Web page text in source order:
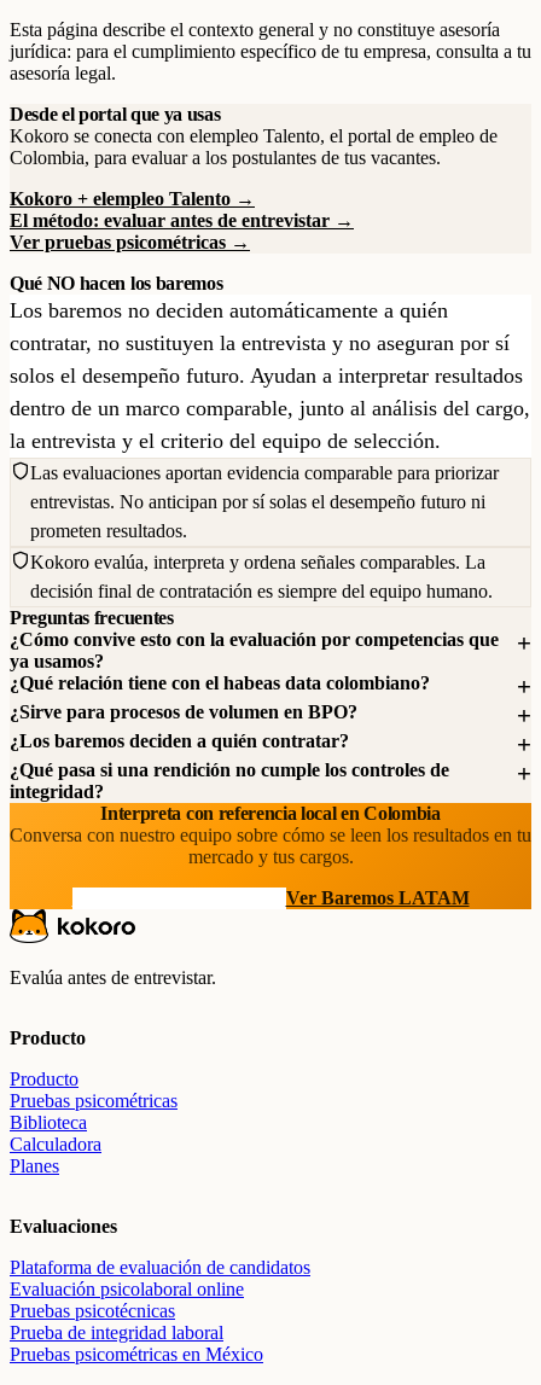
Esta página describe el contexto general y no constituye asesoría
jurídica: para el cumplimiento específico de tu empresa, consulta a tu
asesoría legal.
Desde el portal que ya usas
Kokoro se conecta con elempleo Talento, el portal de empleo de
Colombia, para evaluar a los postulantes de tus vacantes.
Kokoro + elempleo Talento →
El método: evaluar antes de entrevistar →
Ver pruebas psicométricas →
Qué NO hacen los baremos
Los baremos no deciden automáticamente a quién
contratar, no sustituyen la entrevista y no aseguran por sí
solos el desempeño futuro. Ayudan a interpretar resultados
dentro de un marco comparable, junto al análisis del cargo,
la entrevista y el criterio del equipo de selección.
Las evaluaciones aportan evidencia comparable para priorizar
entrevistas. No anticipan por sí solas el desempeño futuro ni
prometen resultados.
Kokoro evalúa, interpreta y ordena señales comparables. La
decisión final de contratación es siempre del equipo humano.
Preguntas frecuentes
¿Cómo convive esto con la evaluación por competencias que
ya usamos?
¿Qué relación tiene con el habeas data colombiano?
¿Sirve para procesos de volumen en BPO?
¿Los baremos deciden a quién contratar?
¿Qué pasa si una rendición no cumple los controles de
integridad?
Interpreta con referencia local en Colombia
Conversa con nuestro equipo sobre cómo se leen los resultados en tu
mercado y tus cargos.
Ver Baremos LATAM
Evalúa antes de entrevistar.
Producto
Producto
Pruebas psicométricas
Biblioteca
Calculadora
Planes
Evaluaciones
Plataforma de evaluación de candidatos
Evaluación psicolaboral online
Pruebas psicotécnicas
Prueba de integridad laboral
Pruebas psicométricas en México